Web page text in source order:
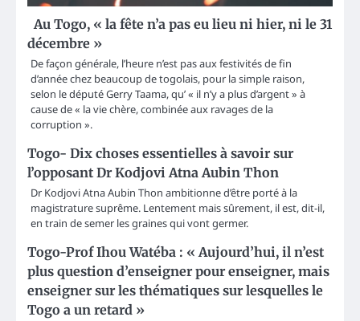
Au Togo, « la fête n’a pas eu lieu ni hier, ni le 31
décembre »
De façon générale, l’heure n’est pas aux festivités de fin
d’année chez beaucoup de togolais, pour la simple raison,
selon le député Gerry Taama, qu’ « il n’y a plus d’argent » à
cause de « la vie chère, combinée aux ravages de la
corruption ».
Togo- Dix choses essentielles à savoir sur
l’opposant Dr Kodjovi Atna Aubin Thon
Dr Kodjovi Atna Aubin Thon ambitionne d’être porté à la
magistrature suprême. Lentement mais sûrement, il est, dit-il,
en train de semer les graines qui vont germer.
Togo-Prof Ihou Watéba : « Aujourd’hui, il n’est
plus question d’enseigner pour enseigner, mais
enseigner sur les thématiques sur lesquelles le
Togo a un retard »